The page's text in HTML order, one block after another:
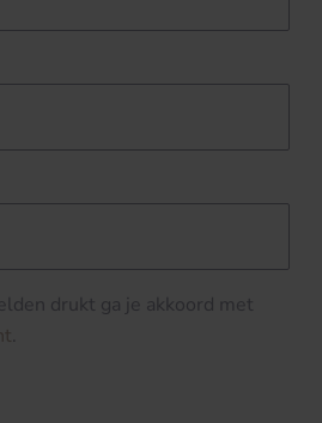
drukt ga je akkoord met
.